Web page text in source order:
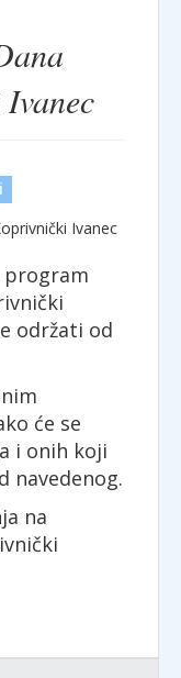
program
održati od
će se
i onih koji
navedenog.
na